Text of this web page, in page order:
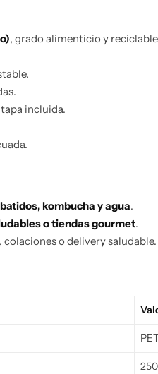
, grado alimenticio y
incluida.
kombucha y agua.
o tiendas gourmet.
colaciones o delivery saludable.